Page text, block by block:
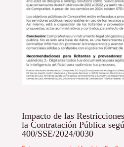
Impacto de las
la Contratación Pública
400/SSE/2024/0030